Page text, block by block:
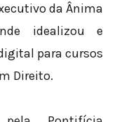
da Ânima
idealizou e
para cursos
Direito.